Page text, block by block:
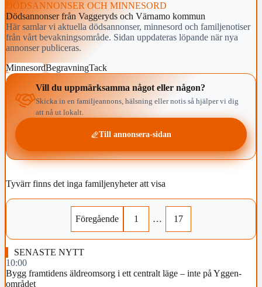
DÖDSANNONSER OCH MINNESORD
Dödsannonser från Vaggeryds och Värnamo kommun
Här samlar vi aktuella dödsannonser, minnesord och familjenotiser
från vårt bevakningsområde. Sidan uppdateras löpande när nya
annonser publiceras.
MinnesordBegravningTack
Vill du uppmärksamma något eller någon?
Skicka in en familjeannons, hälsning eller notis så hjälper vi dig
att nå ut lokalt.
Till annonsera-sidan
Tyvärr finns det inga familjenyheter att visa
Föregående 1 … 17
SENASTE NYTT
10:00
Bygg framtidens äldreomsorg i ett centralt läge – inte på Yggen-
området